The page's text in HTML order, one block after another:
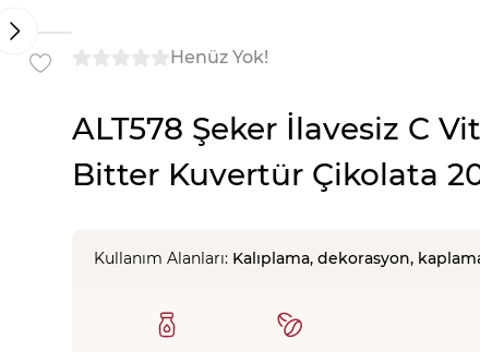
Henüz Yok!
ALT578 Şeker İlavesiz C
Bitter Kuvertür Çikolata
Kullanım Alanları: Kalıplama, dekorasyon,